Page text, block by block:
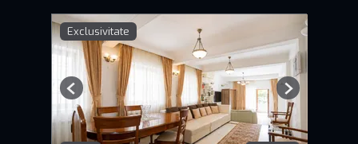
Exclusivitate
Previous Next